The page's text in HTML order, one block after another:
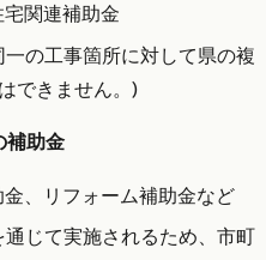
関連補助金
の工事箇所に対して県の複
できません。)
補助金
、リフォーム補助金など
じて実施されるため、市町